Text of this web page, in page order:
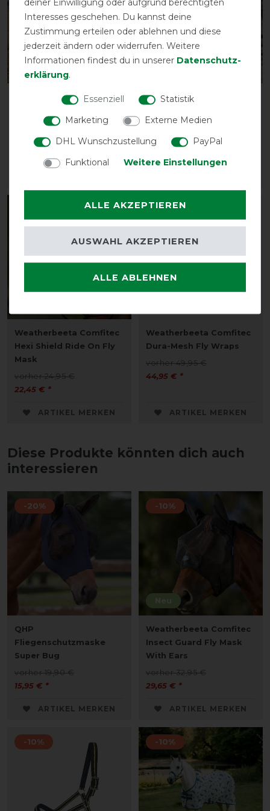
Weatherbeeta Comfitec
vorher 99,95 €
89,95 € *
Weatherbeeta Comfitec
Detach-A-Neck
vorher 109,95 €
Weatherbeeta Comfitec
Hexi Shield Ride On Fly
Mask
vorher 24,95 €
22,45 € *
ARTIKEL MERKEN
-10%
Weatherbeeta Comfitec
Dura-Mesh Fly Wraps
vorher 49,95 €
44,95 € *
ARTIKEL MERKEN
Diese Produkte könnten dich auch
interessieren
-20%
QHP
Fliegenschutzmaske
Super Bug
vorher 19,90 €
15,95 € *
ARTIKEL MERKEN
Neu
-10%
Weatherbeeta Comfitec
Insect Guard Fly Mask
With Ears
vorher 32,95 €
29,65 € *
ARTIKEL MERKEN
-10% -10%
Interesses geschehen. Du kannst deine
Zustimmung erteilen oder ablehnen und diese
jederzeit ändern oder widerrufen. Weitere
Informationen findest du in unserer Daten­schutz­
erklärung.
Essenziell
Statistik
Marketing
Externe Medien
DHL Wunschzustellung
PayPal
Funktional
Weitere Einstellungen
ALLE AKZEPTIEREN
ALLE ABLEHNEN
AUSWAHL AKZEPTIEREN